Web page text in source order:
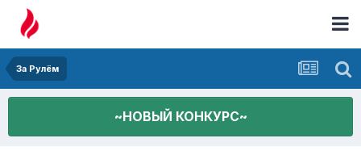
За Рулём
~НОВЫЙ КОНКУРС~